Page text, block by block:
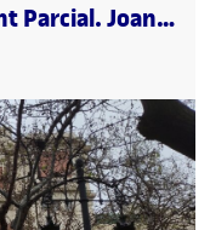
PAC1. Segon LLiurament Parcial. Joan Guzman
Segon LLiurament Parcial.